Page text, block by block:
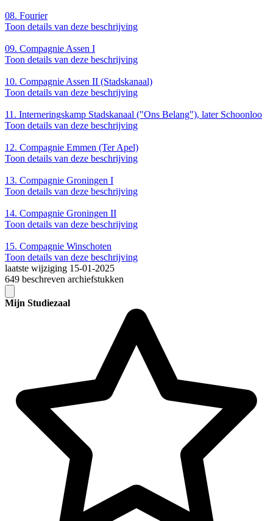
08. Fourier
Toon details van deze beschrijving
09. Compagnie Assen I
Toon details van deze beschrijving
10. Compagnie Assen II (Stadskanaal)
Toon details van deze beschrijving
11. Interneringskamp Stadskanaal ("Ons Belang"), later Schoonloo
Toon details van deze beschrijving
12. Compagnie Emmen (Ter Apel)
Toon details van deze beschrijving
13. Compagnie Groningen I
Toon details van deze beschrijving
14. Compagnie Groningen II
Toon details van deze beschrijving
15. Compagnie Winschoten
Toon details van deze beschrijving
laatste wijziging 15-01-2025
649 beschreven archiefstukken
Mijn Studiezaal